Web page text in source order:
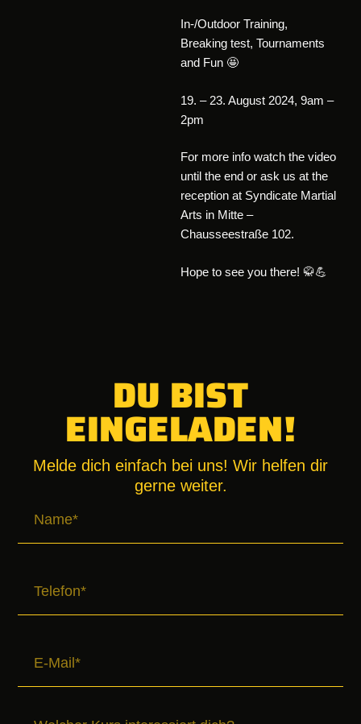
In-/Outdoor Training,
Breaking test, Tournaments
and Fun 🤩
19. – 23. August 2024, 9am –
2pm
For more info watch the video
until the end or ask us at the
reception at Syndicate Martial
Arts in Mitte –
Chausseestraße 102.
Hope to see you there! 🥋💪
DU BIST
EINGELADEN!
Melde dich einfach bei uns! Wir helfen dir
gerne weiter.